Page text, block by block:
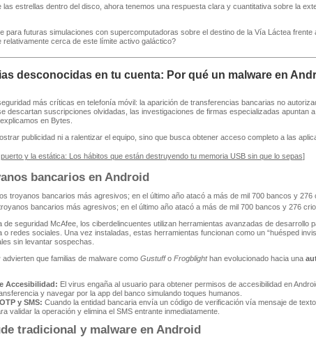
las estrellas dentro del disco, ahora tenemos una respuesta clara y cuantitativa sobre la
para futuras simulaciones con supercomputadoras sobre el destino de la Vía Láctea
cerca de este límite activo galáctico?
desconocidas en tu cuenta: Por qué un malware en
más críticas en telefonía móvil: la aparición de transferencias bancarias no
descartan suscripciones olvidadas, las investigaciones de firmas especializadas apuntan
explicamos en Bytes.
publicidad ni a ralentizar el equipo, sino que busca obtener acceso completo a las
y la estática: Los hábitos que están destruyendo tu memoria USB sin que lo sepas]
bancarios en Android
bancarios más agresivos; en el último año atacó a más de mil 700 bancos y 276
de seguridad McAfee, los ciberdelincuentes utilizan herramientas avanzadas de desarrollo
redes sociales. Una vez instaladas, estas herramientas funcionan como un “huésped
sin levantar sospechas.
que familias de malware como Gustuffo Frogblighthan evolucionado hacia una
Accesibilidad: El virus engaña al usuario para obtener permisos de accesibilidad en
y navegar por la app del banco simulando toques humanos.
y SMS: Cuando la entidad bancaria envía un código de verificación vía mensaje de
validar la operación y elimina el SMS entrante inmediatamente.
tradicional y malware en Android